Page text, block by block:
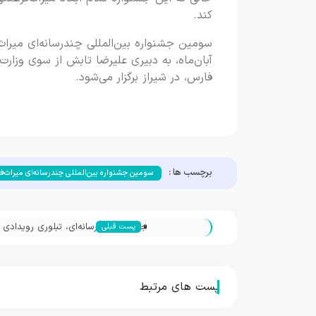
کند.
آبان‌ماه، به دبیری علیرضا تابش از سوی
فارس، در شیراز برگزار می‌شود.
برچسب ها : سومین جشنواره بین‌المللی چندرسانه‌ای
« پست قبلی
جشنواره چندرسانه‌ای، تبلوری
پست های مرتبط